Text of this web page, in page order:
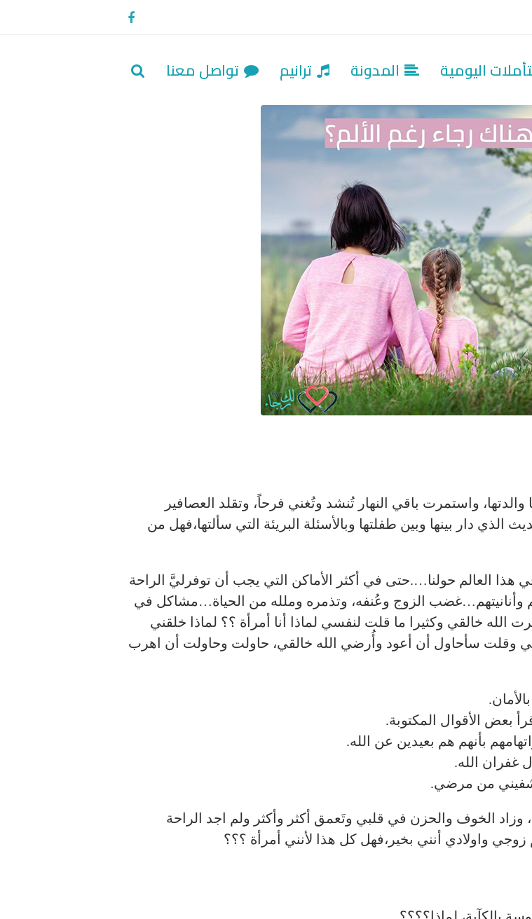
اليومية المدونة ترانيم تواصل معنا
واستمرت باقي النهار تُنشد وتُغني فرحاً، وتقلد العصافير
الذي دار بينها وبين طفلتها وبالأسئلة البريئة التي سألتها،فهل من
العالم حولنا….حتى في أكثر الأماكن التي يجب أن توفرليَّ الراحة
وأنانيتهم…غضب الزوج وعُنفه، وتذمره وملله من الحياة…مشاكل في
الله خالقي وكثيرا ما قلت لنفسي لماذا أنا أمرأة ؟؟ لماذا خلقني
سأحاول أن أعود وأُرضي الله خالقي، حاولت وحاولت أن اهرب
بعض الأقوال المكتوبة.
بأنهم هم بعيدين عن الله.
غفران الله.
من مرضي.
الخوف والحزن في قلبي وتَعمق أكثر وأكثر ولم اجد الراحة
واولادي أنني بخير،فهل كل هذا لأنني أمرأة ؟؟؟